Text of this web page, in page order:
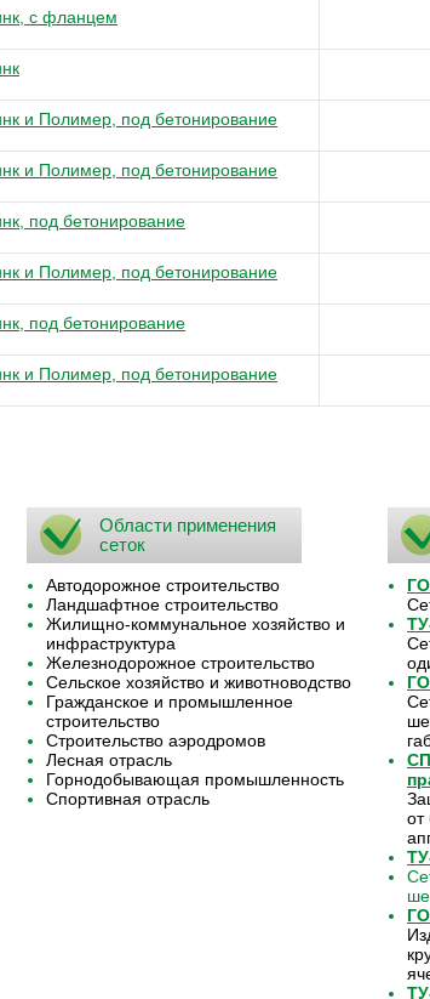
с фланцем
и Полимер, под бетонирование
и Полимер, под бетонирование
под бетонирование
и Полимер, под бетонирование
под бетонирование
и Полимер, под бетонирование
Области применения
сеток
Автодорожное строительство
Ландшафтное строительство
Жилищно-коммунальное хозяйство и
инфраструктура
Железнодорожное строительство
Сельское хозяйство и животноводство
Гражданское и промышленное
строительство
Строительство аэродромов
Лесная отрасль
Горнодобывающая промышленность
Спортивная отрасль
от